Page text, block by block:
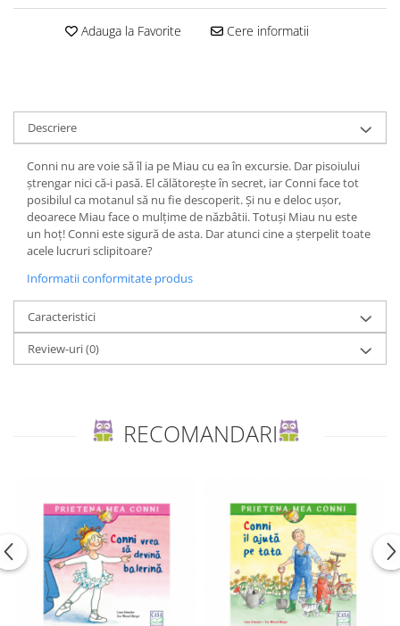
toate vârstele
Editura Univers
Cera
Editura Aramis
Editura Arthur
Editura Bookzone
Editura Cartea Copiilor
Editura Cartemma
Editura Casa
Editura Corint
Editura Kreativ
Editura Nemira
Editura Nomina
Editura Pandora M
Editura Portocala Albastră
Adauga la Favorite Cere informatii
Descriere
Conni nu are voie să îl ia pe Miau cu ea în excursie. Dar pisoiului
ștrengar nici că-i pasă. El călătorește în secret, iar Conni face tot
posibilul ca motanul să nu fie descoperit. Și nu e deloc ușor,
deoarece Miau face o mulțime de năzbâtii. Totuși Miau nu este
un hoț! Conni este sigură de asta. Dar atunci cine a șterpelit toate
acele lucruri sclipitoare?
Informatii conformitate produs
Caracteristici
Review-uri(0)
RECOMANDARI